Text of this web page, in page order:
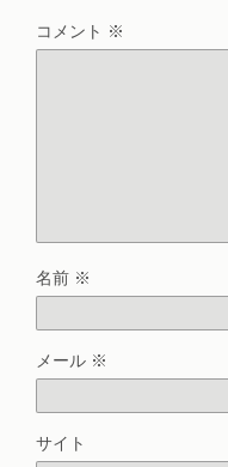
コメント ※
名前 ※
メール ※
サイト